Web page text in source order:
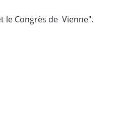
le Congrès de Vienne".